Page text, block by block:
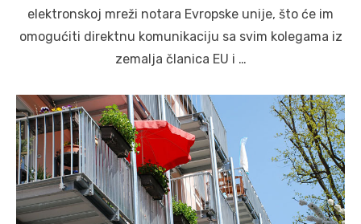
elektronskoj mreži notara Evropske unije, što će im
omogućiti direktnu komunikaciju sa svim kolegama iz
zemalja članica EU i …